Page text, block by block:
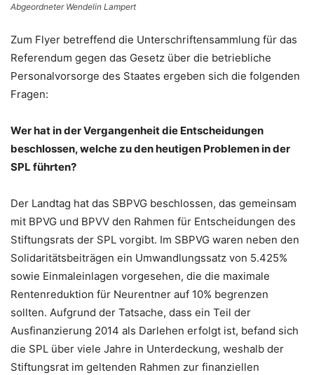
Abgeordneter Wendelin Lampert
Zum Flyer betreffend die Unterschriftensammlung für das
Referendum gegen das Gesetz über die betriebliche
Personalvorsorge des Staates ergeben sich die folgenden
Fragen:
Wer hat in der Vergangenheit die Entscheidungen
beschlossen, welche zu den heutigen Problemen in der
SPL führten?
Der Landtag hat das SBPVG beschlossen, das gemeinsam
mit BPVG und BPVV den Rahmen für Entscheidungen des
Stiftungsrats der SPL vorgibt. Im SBPVG waren neben den
Solidaritätsbeiträgen ein Umwandlungssatz von 5.425%
sowie Einmaleinlagen vorgesehen, die die maximale
Rentenreduktion für Neurentner auf 10% begrenzen
sollten. Aufgrund der Tatsache, dass ein Teil der
Ausfinanzierung 2014 als Darlehen erfolgt ist, befand sich
die SPL über viele Jahre in Unterdeckung, weshalb der
Stiftungsrat im geltenden Rahmen zur finanziellen